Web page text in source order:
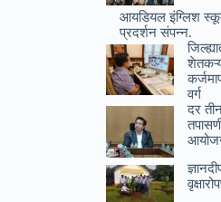
आयडियल इंग्लिश
प्रदर्शन संपन्न.
वर्ग
दर